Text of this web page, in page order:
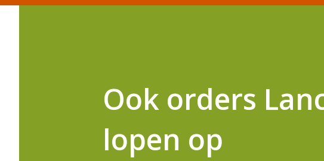
Ook orders
lopen op